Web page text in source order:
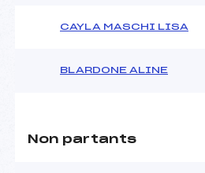
CAYLA MASCHI LISA
BLARDONE ALINE
Non partants